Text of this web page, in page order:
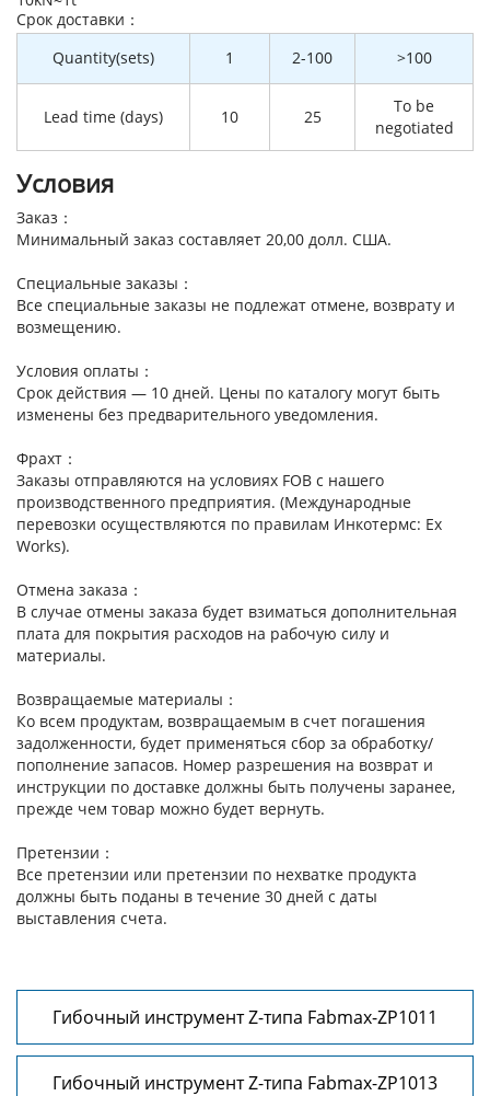
Cрок доставки：
Quantity(sets)
1 2-100 >100
Lead time (days) 10 25
To be
negotiated
Условия
Заказ：
Минимальный заказ составляет 20,00 долл. США.
Специальные заказы：
Все специальные заказы не подлежат отмене, возврату и
возмещению.
Условия оплаты：
Срок действия — 10 дней. Цены по каталогу могут быть
изменены без предварительного уведомления.
Фрахт：
Заказы отправляются на условиях FOB с нашего
производственного предприятия. (Международные
перевозки осуществляются по правилам Инкотермс: Ex
Works).
Отмена заказа：
В случае отмены заказа будет взиматься дополнительная
плата для покрытия расходов на рабочую силу и
материалы.
Возвращаемые материалы：
Ко всем продуктам, возвращаемым в счет погашения
задолженности, будет применяться сбор за обработку/
пополнение запасов. Номер разрешения на возврат и
инструкции по доставке должны быть получены заранее,
прежде чем товар можно будет вернуть.
Претензии：
Все претензии или претензии по нехватке продукта
должны быть поданы в течение 30 дней с даты
выставления счета.
Гибочный инструмент Z-типа Fabmax-ZP1011
Гибочный инструмент Z-типа Fabmax-ZP1013